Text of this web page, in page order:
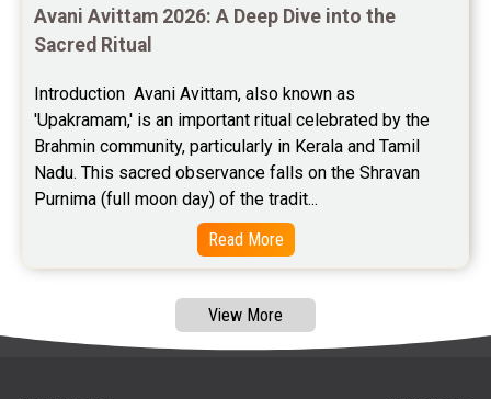
Baby Names Reviews
Free Chinese Compatibility Reviews
Free Feng Shui Reviews
Free Panchanga Predictions Reviews
Astrology Consultancy Reviews
Free Janam Kundali Reviews
Free Astrology Reviews
Avani Avittam 2026: A Deep Dive into the
Sacred Ritual
Introduction  Avani Avittam, also known as
'Upakramam,' is an important ritual celebrated by the
Brahmin community, particularly in Kerala and Tamil
Nadu. This sacred observance falls on the Shravan
Purnima (full moon day) of the tradit...
Read More
View More